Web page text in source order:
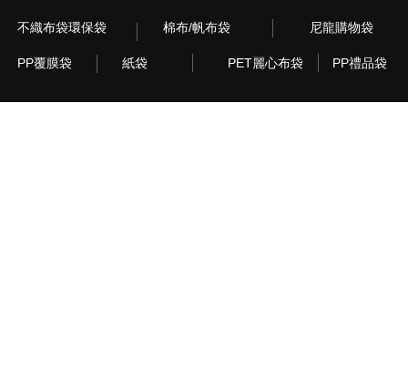
不織布袋環保袋 棉布/帆布袋 尼龍購物袋
PP覆膜袋 紙袋 PET麗心布袋 PP禮品袋